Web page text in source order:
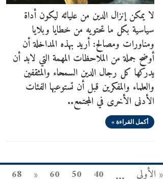
لا يمكن إنزال الدين من عليائه ليكون أداة
سياسية بكل ما تحتويه من خطايا وبلايا
ومناورات ومصالح: أريد بهذه المداخلة أن
أوضح جملة من الملاحظات المهمة التي لابد أن
يدركها كل رجال الدين السمحاء والمثقفين
والعلماء والمفكرين قبل أن تستوعبها الفئات
الأدنى الأخرى في المجتمع..
أكمل القراءة »
« الأولى 40
50
60
«
68